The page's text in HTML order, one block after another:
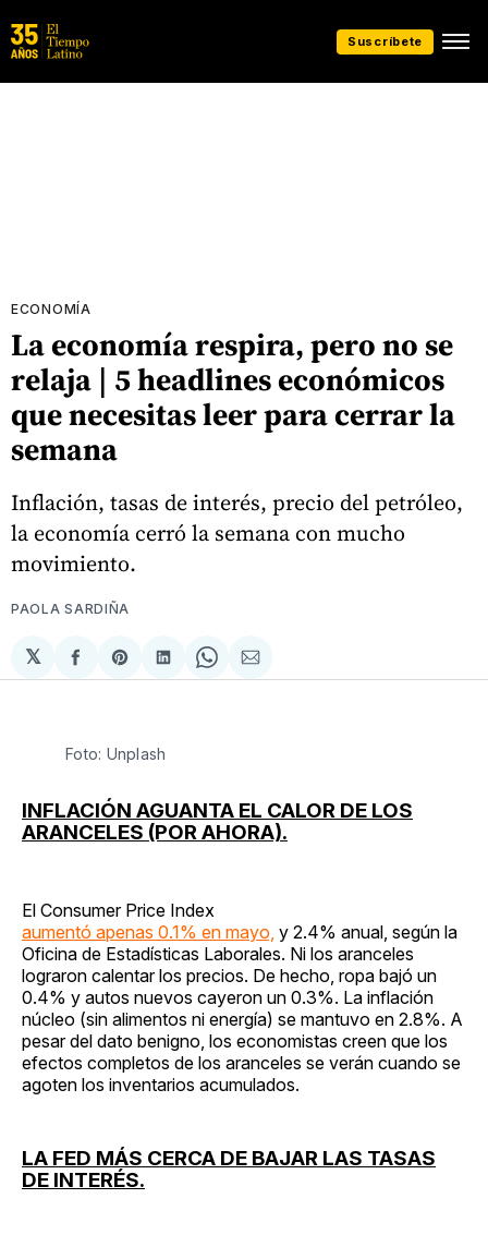
Suscríbete
ECONOMÍA
La economía respira, pero no se
relaja | 5 headlines económicos
que necesitas leer para cerrar la
semana
Inflación, tasas de interés, precio del petróleo,
la economía cerró la semana con mucho
movimiento.
PAOLA SARDIÑA
𝕏
Compartir
en
Share
on
Compartir
en
Share
on
Compartir
via
Foto: Unplash
INFLACIÓN AGUANTA EL CALOR DE LOS
ARANCELES (POR AHORA).
El Consumer Price Index
aumentó apenas 0.1% en mayo, y 2.4% anual, según la
Oficina de Estadísticas Laborales. Ni los aranceles
lograron calentar los precios. De hecho, ropa bajó un
0.4% y autos nuevos cayeron un 0.3%. La inflación
núcleo (sin alimentos ni energía) se mantuvo en 2.8%. A
pesar del dato benigno, los economistas creen que los
efectos completos de los aranceles se verán cuando se
agoten los inventarios acumulados.
LA FED MÁS CERCA DE BAJAR LAS TASAS
DE INTERÉS.